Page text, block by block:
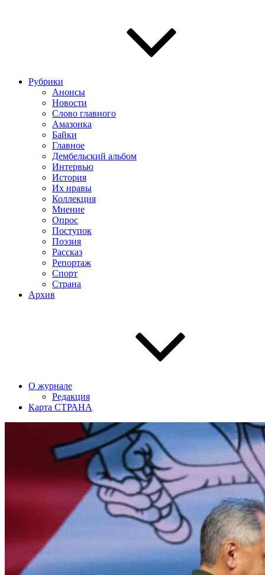
Рубрики
Анонсы
Новости
Слово главного
Амазонка
Байки
Главное
Дембельский альбом
Интервью
История
Их нравы
Коллекция
Мнение
Опрос
Поступок
Поэзия
Рассказ
Репортаж
Спорт
Страна
Архив
О журнале
Редакция
Карта СТРАНА